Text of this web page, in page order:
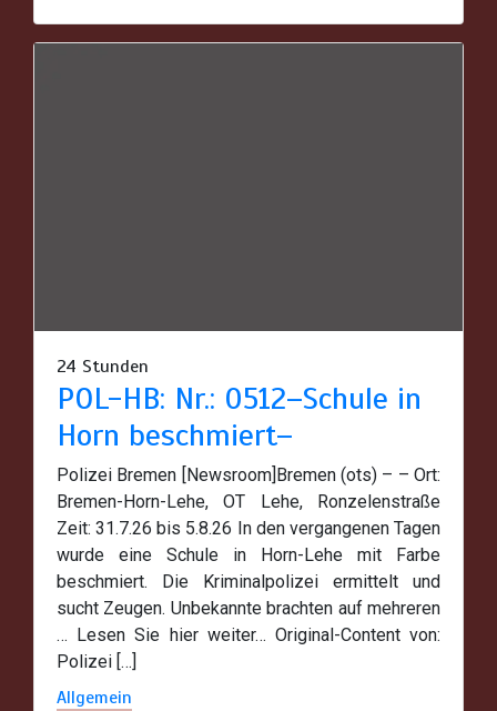
24 Stunden
POL-HB: Nr.: 0512–Schule in
Horn beschmiert–
Polizei Bremen [Newsroom]Bremen (ots) – – Ort:
Bremen-Horn-Lehe, OT Lehe, Ronzelenstraße
Zeit: 31.7.26 bis 5.8.26 In den vergangenen Tagen
wurde eine Schule in Horn-Lehe mit Farbe
beschmiert. Die Kriminalpolizei ermittelt und
sucht Zeugen. Unbekannte brachten auf mehreren
… Lesen Sie hier weiter… Original-Content von:
Polizei […]
Allgemein